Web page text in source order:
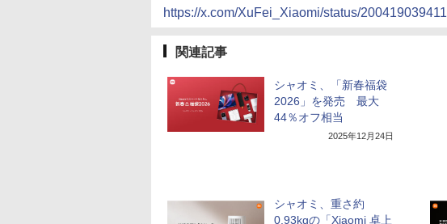
https://x.com/XuFei_Xiaomi/status/
関連記事
シャオミ、「新春福袋
2026」を発売 最大
44％オフ相当
2025年12月24日
シャオミ、重さ約
0.93kgの「Xiaomi 卓上